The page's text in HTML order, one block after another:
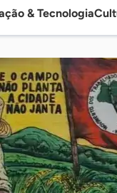
& Tecnologia